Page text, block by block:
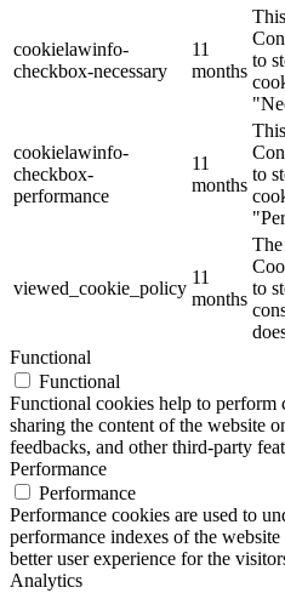
cookielawinfo-
checkbox-necessary
11
months
to
cookielawinfo-
checkbox-
performance
11
months
to
viewed_cookie_policy
11
months
to
Functional
Functional
Functional cookies help to
sharing the content of the website
feedbacks, and other third-party
Performance
Performance
Performance cookies are used to
performance indexes of the
better user experience for the
Analytics